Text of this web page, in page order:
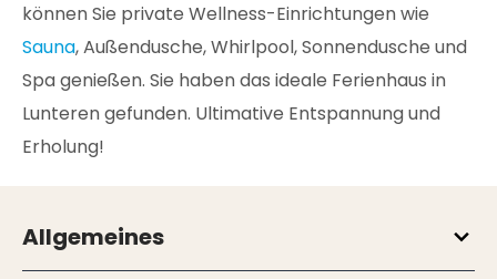
können Sie private Wellness-Einrichtungen wie
Sauna, Außendusche, Whirlpool, Sonnendusche und
Spa genießen. Sie haben das ideale Ferienhaus in
Lunteren gefunden. Ultimative Entspannung und
Erholung!
Allgemeines